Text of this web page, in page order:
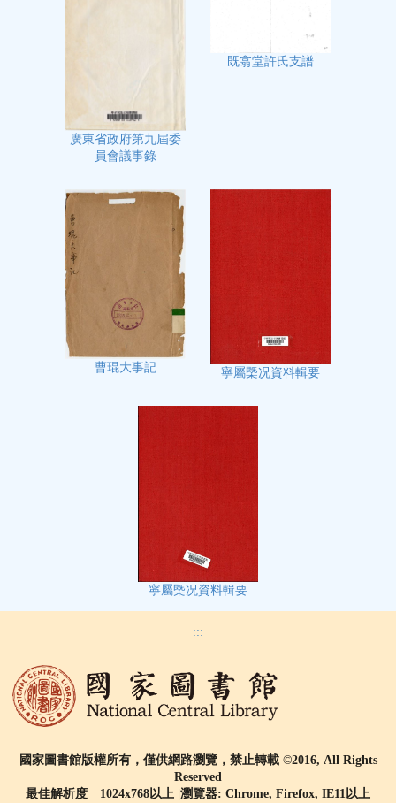
廣東省政府第九屆委
員會議事錄
既翕堂許氏支譜
曹琨大事記 寧屬㮣况資料輯要
寧屬㮣况資料輯要
:::
國家圖書館版權所有，僅供網路瀏覽，禁止轉載 ©2016, All Rights
Reserved
最佳解析度 1024x768以上 |瀏覽器: Chrome, Firefox, IE11以上